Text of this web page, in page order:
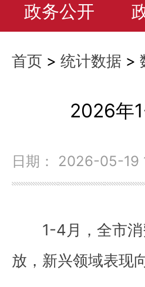
政务公开
首页 > 统计数据 >
2026年
日期： 2026-05-
1-4月，全市
放，新兴领域表现